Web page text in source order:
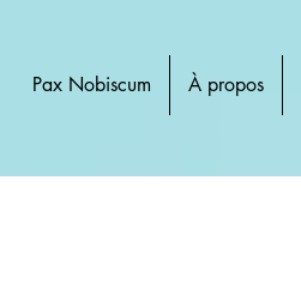
Pax Nobiscum À propos